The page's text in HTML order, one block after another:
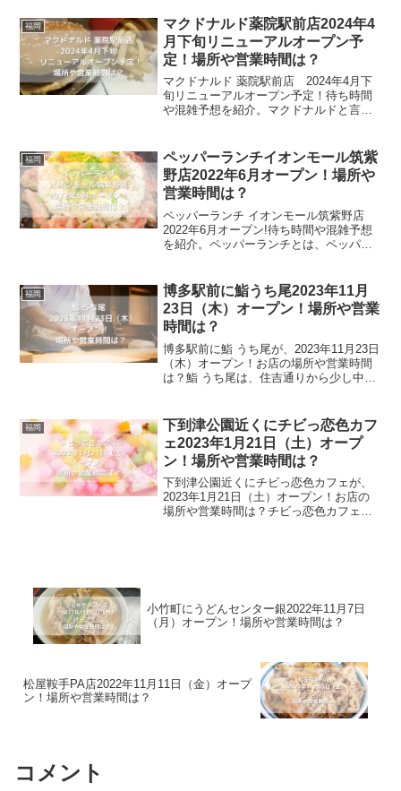
で、昼でも夜でも立ち寄りやすくなって
います。そんな...
福岡
マクドナルド薬院駅前店2024年4
月下旬リニューアルオープン予
定！場所や営業時間は？
マクドナルド 薬院駅前店 2024年4月下
旬リニューアルオープン予定！待ち時間
や混雑予想を紹介。マクドナルドと言え
の他に、朝や夜の時間帯のメニューも好
評で、時間帯関係な...
福岡
ペッパーランチイオンモール筑紫
野店2022年6月オープン！場所や
営業時間は？
ペッパーランチ イオンモール筑紫野店
2022年6月オープン!待ち時間や混雑予想
を紹介。ペッパーランチとは、ペッパー
食べる餌から徹底管理して育てられたア
ンガス牛は、柔ら...
福岡
博多駅前に鮨うち尾2023年11月
23日（木）オープン！場所や営業
時間は？
博多駅前に鮨 うち尾が、2023年11月23日
（木）オープン！お店の場所や営業時間
は？鮨 うち尾は、住吉通りから少し中に
内装に仕上がったお洒落なお寿司屋は、
カウンター8...
福岡
下到津公園近くにチビっ恋色カフ
ェ2023年1月21日（土）オープ
ン！場所や営業時間は？
下到津公園近くにチビっ恋色カフェが、
2023年1月21日（土）オープン！お店の
場所や営業時間は？チビっ恋色カフェ
小竹町にうどんセンター銀2022年11月7日
（月）オープン！場所や営業時間は？
松屋鞍手PA店2022年11月11日（金）オープ
ン！場所や営業時間は？
コメント